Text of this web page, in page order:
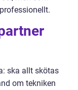
ska allt skötas
om tekniken